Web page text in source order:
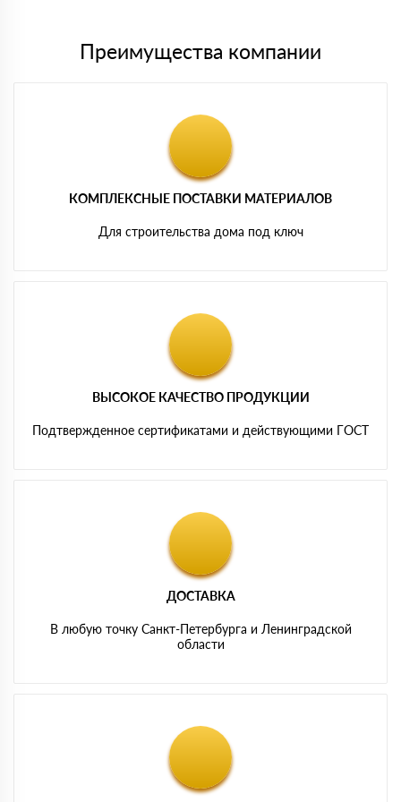
Преимущества компании
КОМПЛЕКСНЫЕ ПОСТАВКИ МАТЕРИАЛОВ
Для строительства дома под ключ
ВЫСОКОЕ КАЧЕСТВО ПРОДУКЦИИ
Подтвержденное сертификатами и действующими ГОСТ
ДОСТАВКА
В любую точку Санкт-Петербурга и Ленинградской
области